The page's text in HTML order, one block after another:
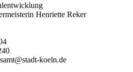
Henriette Reker
koeln.de